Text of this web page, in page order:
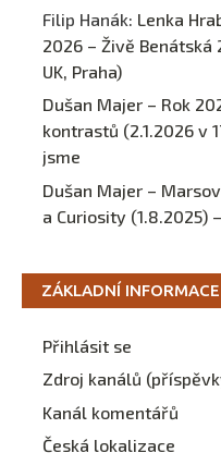
Filip Hanák: Lenka
2026 – Živě
UK, Praha)
Dušan Majer – Rok
kontrastů (2.1.2026 v
jsme
Dušan Majer –
a Curiosity (1.8.2025)
ZÁKLADNÍ INFORMACE
Přihlásit se
Zdroj kanálů
Kanál komentářů
Česká lokalizace